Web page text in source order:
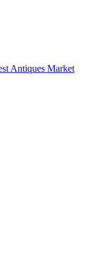
Antiques Market